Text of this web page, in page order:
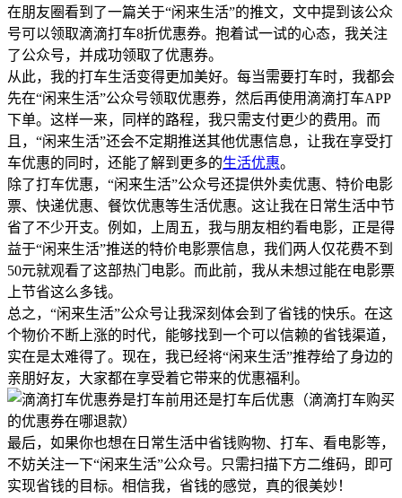
在朋友圈看到了一篇关于“闲来生活”的推文，文中提到该公众
号可以领取滴滴打车8折优惠券。抱着试一试的心态，我关注
了公众号，并成功领取了优惠券。
从此，我的打车生活变得更加美好。每当需要打车时，我都会
先在“闲来生活”公众号领取优惠券，然后再使用滴滴打车APP
下单。这样一来，同样的路程，我只需支付更少的费用。而
且，“闲来生活”还会不定期推送其他优惠信息，让我在享受打
车优惠的同时，还能了解到更多的生活优惠。
除了打车优惠，“闲来生活”公众号还提供外卖优惠、特价电影
票、快递优惠、餐饮优惠等生活优惠。这让我在日常生活中节
省了不少开支。例如，上周五，我与朋友相约看电影，正是得
益于“闲来生活”推送的特价电影票信息，我们两人仅花费不到
50元就观看了这部热门电影。而此前，我从未想过能在电影票
上节省这么多钱。
总之，“闲来生活”公众号让我深刻体会到了省钱的快乐。在这
个物价不断上涨的时代，能够找到一个可以信赖的省钱渠道，
实在是太难得了。现在，我已经将“闲来生活”推荐给了身边的
亲朋好友，大家都在享受着它带来的优惠福利。
最后，如果你也想在日常生活中省钱购物、打车、看电影等，
不妨关注一下“闲来生活”公众号。只需扫描下方二维码，即可
实现省钱的目标。相信我，省钱的感觉，真的很美妙！